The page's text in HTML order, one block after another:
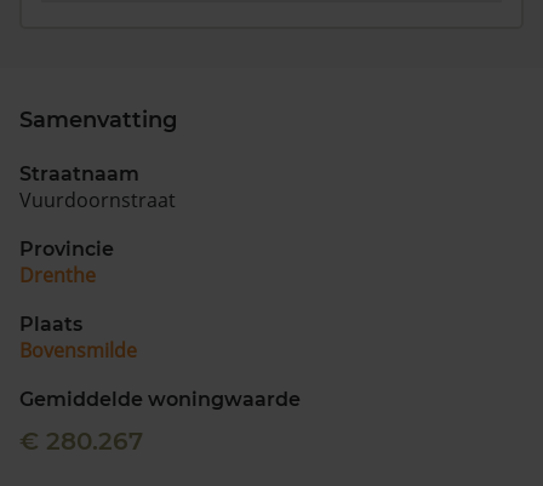
Samenvatting
Straatnaam
Vuurdoornstraat
Provincie
Drenthe
Plaats
Bovensmilde
Gemiddelde woningwaarde
€ 280.267